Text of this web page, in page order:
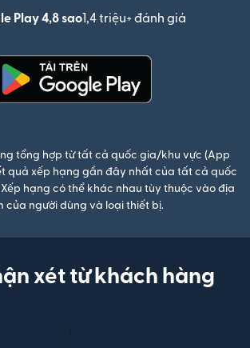
Play 4,8 sao1,4 triệu+ đánh giá
tổng hợp từ tất cả quốc gia/khu vực (App
quả xếp hạng gần đây nhất của tất cả quốc
hạng có thể khác nhau tùy thuộc vào địa
của người dùng và loại thiết bị.
xét từ khách hàng